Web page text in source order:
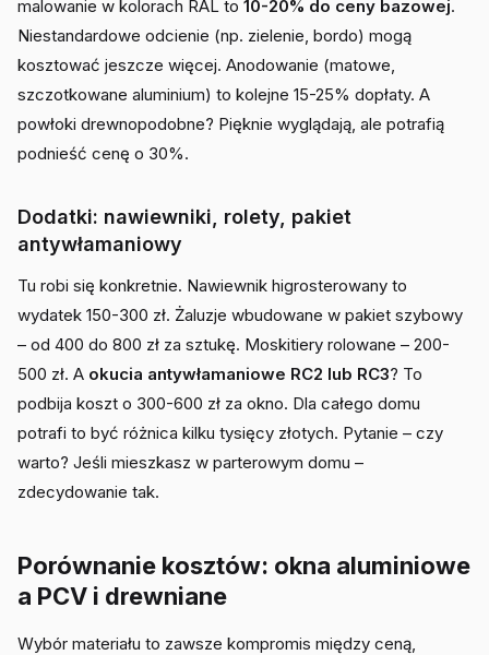
malowanie w kolorach RAL to 10-20% do ceny bazowej.
Niestandardowe odcienie (np. zielenie, bordo) mogą
kosztować jeszcze więcej. Anodowanie (matowe,
szczotkowane aluminium) to kolejne 15-25% dopłaty. A
powłoki drewnopodobne? Pięknie wyglądają, ale potrafią
podnieść cenę o 30%.
Dodatki: nawiewniki, rolety, pakiet
antywłamaniowy
Tu robi się konkretnie. Nawiewnik higrosterowany to
wydatek 150-300 zł. Żaluzje wbudowane w pakiet szybowy
– od 400 do 800 zł za sztukę. Moskitiery rolowane – 200-
500 zł. A okucia antywłamaniowe RC2 lub RC3? To
podbija koszt o 300-600 zł za okno. Dla całego domu
potrafi to być różnica kilku tysięcy złotych. Pytanie – czy
warto? Jeśli mieszkasz w parterowym domu –
zdecydowanie tak.
Porównanie kosztów: okna aluminiowe
a PCV i drewniane
Wybór materiału to zawsze kompromis między ceną,